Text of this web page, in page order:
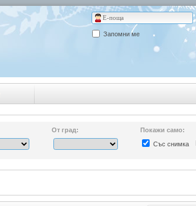
Запомни ме
От град:
Покажи само:
Със снимка